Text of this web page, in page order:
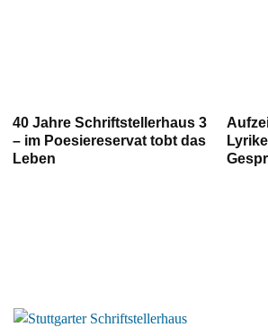
40 Jahre Schriftstellerhaus 3
– im Poesiereservat tobt das
Leben